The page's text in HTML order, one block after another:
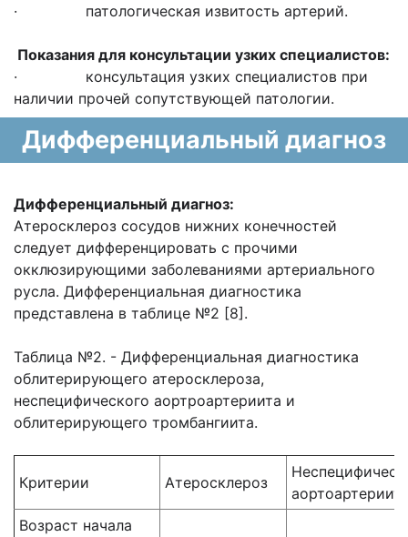
· патологическая извитость артерий.
Показания для консультации узких специалистов:
· консультация узких специалистов при
наличии прочей сопутствующей патологии.
Дифференциальный диагноз
Дифференциальный диагноз:
Атеросклероз сосудов нижних конечностей
следует дифференцировать с прочими
окклюзирующими заболеваниями артериального
русла. Дифференциальная диагностика
представлена в таблице №2 [8].
Таблица №2. - Дифференциальная диагностика
облитерирующего атеросклероза,
неспецифического аортроартериита и
облитерирующего тромбангиита.
Критерии Атеросклероз
аортоартериит
Возраст начала